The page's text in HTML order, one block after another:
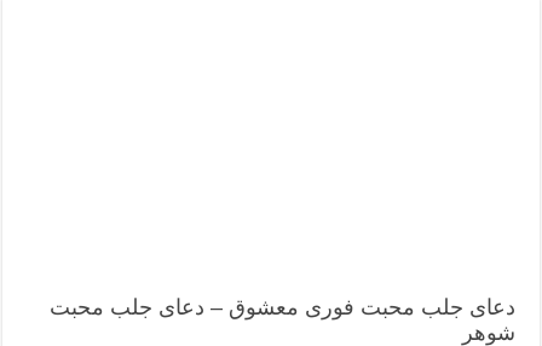
دعای جلب محبت فوری معشوق – دعای جلب محبت
شوهر